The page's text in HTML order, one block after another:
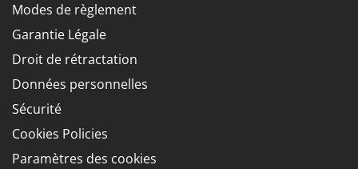
L
Lames à neige
Lames niveleuses pour tracteur
Lave-vitres
Lieuses électriques pour vignes
M
Enotecnica Pillan
Eschenfelder
EuroMech
Eurosystems
F
FAC
Fama Industrie
Modes de règlement
Garantie Légale
Droit de rétractation
Données personnelles
Sécurité
Cookies Policies
Paramètres des cookies